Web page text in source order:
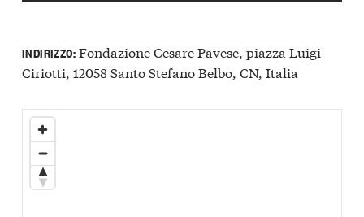
INDIRIZZO:Fondazione Cesare Pavese, piazza Luigi
Ciriotti, 12058 Santo Stefano Belbo, CN, Italia